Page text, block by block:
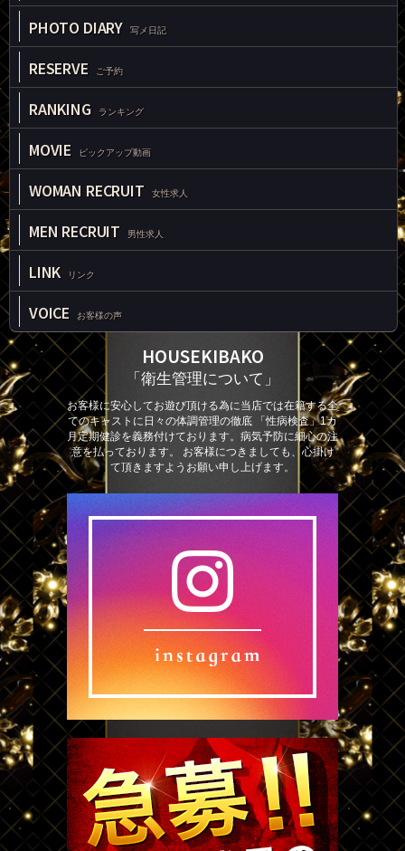
PHOTO DIARY 写メ日記
RESERVE ご予約
RANKING ランキング
MOVIE ピックアップ動画
WOMAN RECRUIT 女性求人
MEN RECRUIT 男性求人
LINK リンク
VOICE お客様の声
HOUSEKIBAKO
「衛生管理について」
お客様に安心してお遊び頂ける為に当店では在籍する全
てのキャストに日々の体調管理の徹底 「性病検査」1カ
月定期健診を義務付けております。病気予防に細心の注
意を払っております。 お客様につきましても、心掛け
て頂きますようお願い申し上げます。